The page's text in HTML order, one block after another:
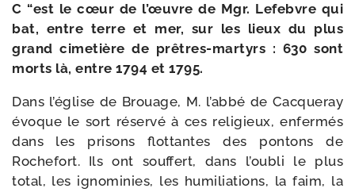
C “est le cœur de l’œuvre de Mgr. Lefebvre qui
bat, entre terre et mer, sur les lieux du plus
grand cime­tière de prêtres-​martyrs : 630 sont
morts là, entre 1794 et 1795.
Dans l’é­glise de Brouage, M. l’ab­bé de Cacqueray
évoque le sort réser­vé à ces reli­gieux, enfer­més
dans les pri­sons flot­tantes des pon­tons de
Rochefort. Ils ont souf­fert, dans l’ou­bli le plus
total, les igno­mi­nies, les humi­lia­tions, la faim, la